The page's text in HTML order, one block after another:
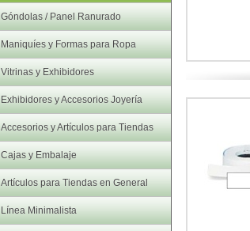
Góndolas / Panel Ranurado
Maniquíes y Formas para Ropa
Vitrinas y Exhibidores
Exhibidores y Accesorios Joyería
Accesorios y Artículos para Tiendas
Cajas y Embalaje
Artículos para Tiendas en General
Línea Minimalista